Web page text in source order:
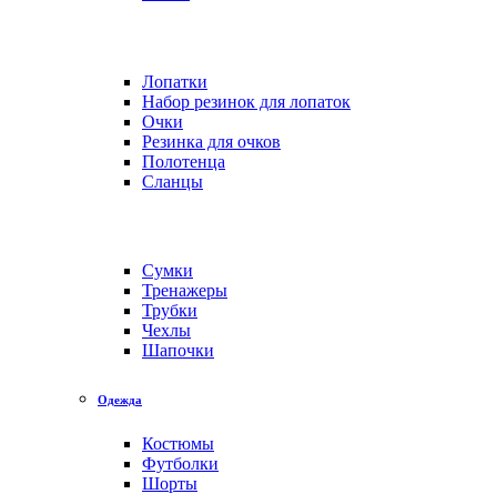
Лопатки
Набор резинок для лопаток
Очки
Резинка для очков
Полотенца
Сланцы
Сумки
Тренажеры
Трубки
Чехлы
Шапочки
Одежда
Костюмы
Футболки
Шорты